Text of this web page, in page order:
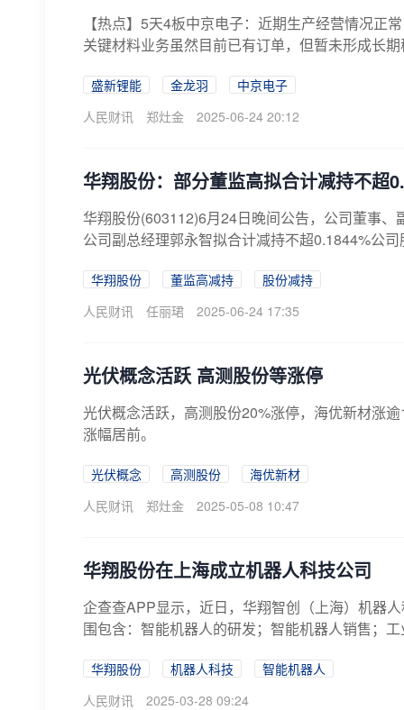
【热点】5天4板中京电子：近期生产经营情况正
关键材料业务虽然目前已有订单，但暂未形成长
盛新锂能 金龙羽
中京电子
人民财讯
郑灶金 2025-06-24 20:12
华翔股份：部分董监高拟合计减持不超
华翔股份(603112)6月24日晚间公告，公司董事
公司副总经理郭永智拟合计减持不超0.1844%公司
华翔股份 董监高减持
股份减持
人民财讯
任丽珺 2025-06-24 17:35
光伏概念活跃 高测股份等涨停
光伏概念活跃，高测股份20%涨停，海优新材涨
涨幅居前。
光伏概念 高测股份
海优新材
人民财讯
郑灶金 2025-05-08 10:47
华翔股份在上海成立机器人科技公司
企查查APP显示，近日，华翔智创（上海）机器
围包含：智能机器人的研发；智能机器人销售；
华翔股份 机器人科技
智能机器人
人民财讯
2025-03-28 09:24